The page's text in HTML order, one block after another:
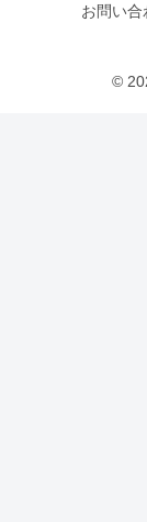
お問い合
©